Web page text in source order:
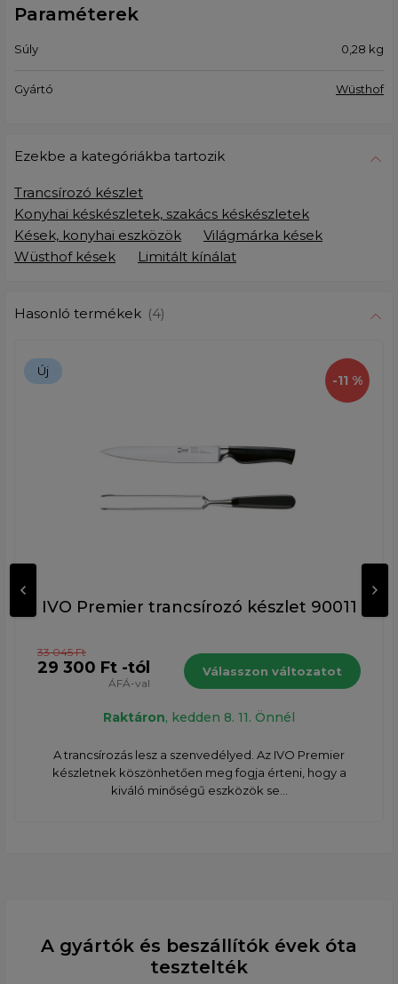
Paraméterek
Súly 0,28 kg
Gyártó Wüsthof
Ezekbe a kategóriákba tartozik
Trancsírozó készlet
Konyhai késkészletek, szakács késkészletek
Kések, konyhai eszközök
Világmárka kések
Wüsthof kések
Limitált kínálat
Hasonló termékek (4)
-11 %
Új
IVO Premier trancsírozó készlet 90011
33 045 Ft
29 300 Ft -tól
ÁFÁ-val
Válasszon változatot
Raktáron, kedden 8. 11. Önnél
A trancsírozás lesz a szenvedélyed. Az IVO Premier
készletnek köszönhetően meg fogja érteni, hogy a
kiváló minőségű eszközök se...
A gyártók és beszállítók évek óta
tesztelték